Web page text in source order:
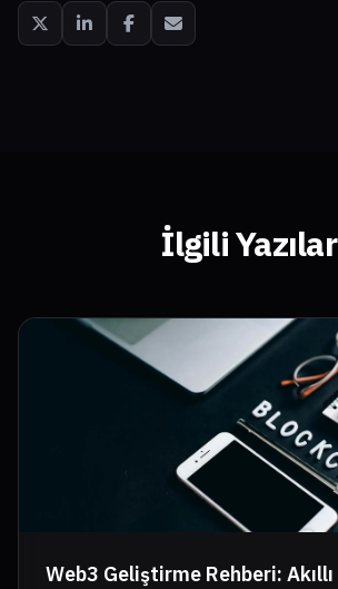
İlgili Yazılar
Web3 Geliştirme Rehberi: Akıllı